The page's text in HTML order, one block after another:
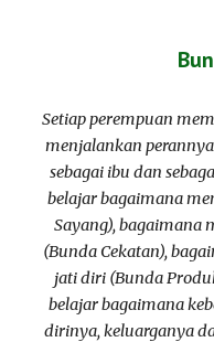
Setiap perempuan
menjalankan
sebagai ibu dan
belajar bagaimana
Sayang), bagaimana
(Bunda Cekatan),
jati diri (Bunda
belajar bagaimana
dirinya, keluarganya